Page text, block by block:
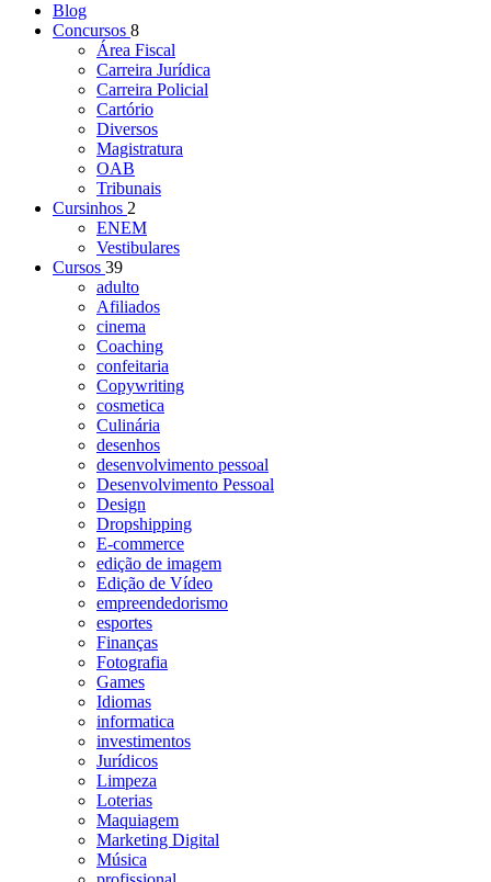
Blog
Concursos 8
Área Fiscal
Carreira Jurídica
Carreira Policial
Cartório
Diversos
Magistratura
OAB
Tribunais
Cursinhos 2
ENEM
Vestibulares
Cursos 39
adulto
Afiliados
cinema
Coaching
confeitaria
Copywriting
cosmetica
Culinária
desenhos
desenvolvimento pessoal
Desenvolvimento Pessoal
Design
Dropshipping
E-commerce
edição de imagem
Edição de Vídeo
empreendedorismo
esportes
Finanças
Fotografia
Games
Idiomas
informatica
investimentos
Jurídicos
Limpeza
Loterias
Maquiagem
Marketing Digital
Música